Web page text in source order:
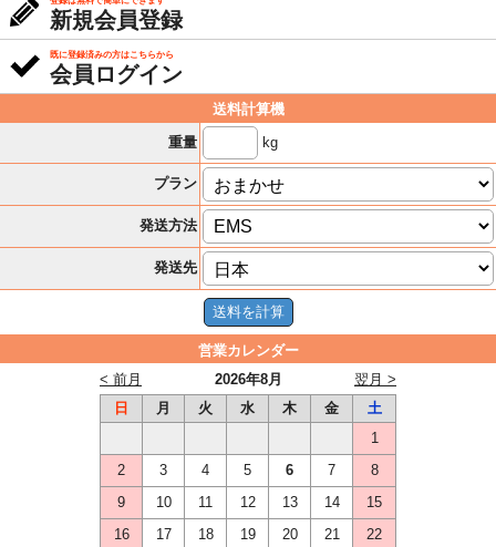
新規会員登録
既に登録済みの方はこちらから
会員ログイン
送料計算機
重量
kg
プラン
発送方法
発送先
営業カレンダー
2026年8月
< 前月
翌月 >
日
月 火 水 木 金
土
1
2
3 4 5 6 7
8
9
10 11 12 13 14
15
16
17 18 19 20 21
22